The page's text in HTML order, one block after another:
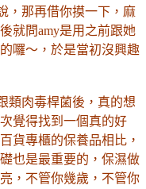
，那再借你摸一下，麻
就問amy是用之前跟她
囉～，於是當初沒興趣
類肉毒桿菌後，真的想
覺得找到一個真的好
貨專櫃的保養品相比，
也是最重要的，保濕做
，不管你幾歲，不管你